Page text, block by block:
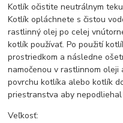
Kotlík očistite neutrálnym
Kotlík opláchnete s čistou
rastlinný olej po celej
kotlík používať. Po použití
prostriedkom a následne
namočenou v rastlinnom
povrchu kotlíka alebo kotlík
priestranstva aby
Veľkosť: